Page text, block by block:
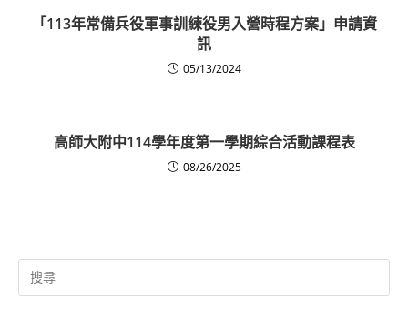
「113年常備兵役軍事訓練役男入營時程方案」申請資
訊
05/13/2024
高師大附中114學年度第一學期綜合活動課程表
08/26/2025
Search
for: